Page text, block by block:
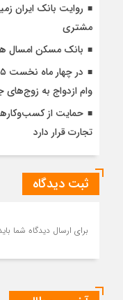
روایت بانک ایران
مشتری
بانک مسکن امسال
وام ازدواج به
حمایت از
تجارت قرار دارد
ثبت دیدگاه
برای ارسال دیدگاه شما